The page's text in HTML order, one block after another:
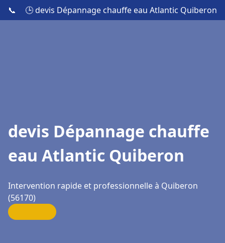
📞 🕒 devis Dépannage chauffe eau Atlantic Quiberon
devis Dépannage chauffe
eau Atlantic Quiberon
Intervention rapide et professionnelle à Quiberon
(56170)